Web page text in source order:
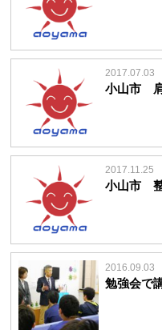
2017.07.03
小山市
2017.11.25
小山市
2016.09.03
勉強会で